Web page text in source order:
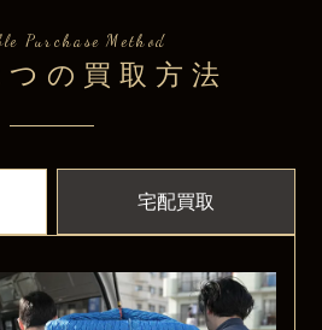
Purchase Method
の買取方法
宅配買取